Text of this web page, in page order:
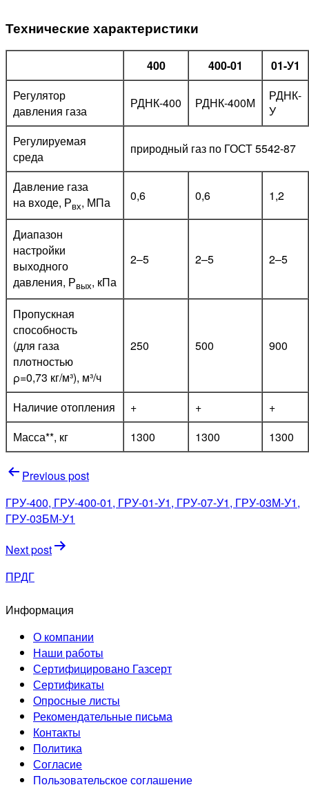
Технические характеристики
400 400-01
01-У1
Регулятор
давления газа
РДНК-400 РДНК-400М
РДНК-
У
Регулируемая
среда
природный газ по ГОСТ 5542-87
Давление газа
на входе, Рвх, МПа 0,6 0,6 1,2
Диапазон
настройки
выходного
давления, Рвых, кПа
2–5 2–5 2–5
Пропускная
способность
(для газа
плотностью
ρ=0,73 кг/м³), м³/ч
250 500 900
Наличие отопления + +
+
Масса**, кг
1300 1300 1300
Навигация
по
записям
Previous post
ГРУ-400, ГРУ-400-01, ГРУ-01-У1, ГРУ-07-У1, ГРУ-03М-У1,
ГРУ-03БМ-У1
Next post
ПРДГ
Информация
О компании
Наши работы
Сертифицировано Газсерт
Сертификаты
Опросные листы
Рекомендательные письма
Контакты
Политика
Согласие
Пользовательское соглашение